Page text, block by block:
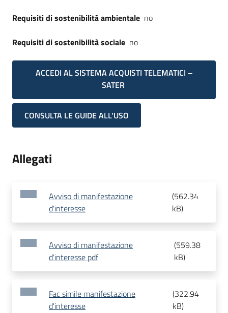
Requisiti di sostenibilità ambientale no
Requisiti di sostenibilità sociale no
ACCEDI AL SISTEMA ACQUISTI TELEMATICI –
SATER
CONSULTA LE GUIDE ALL'USO
Allegati
Avviso di manifestazione
d'interesse
(562.34
kB)
Avviso di manifestazione
d'interesse pdf
(559.38
kB)
Fac simile manifestazione
d'interesse
(322.94
kB)